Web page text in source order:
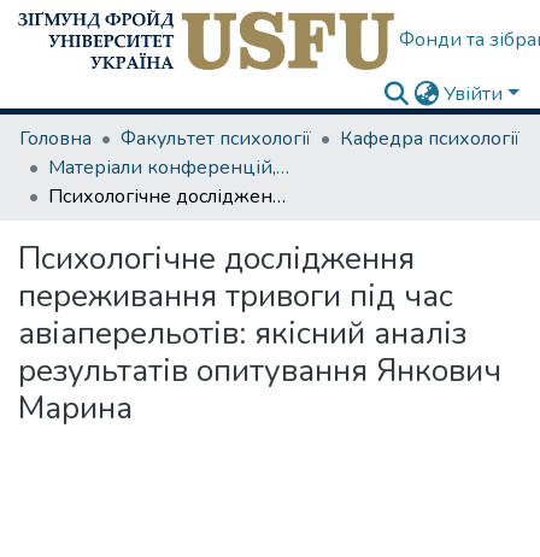
Фонди та
Увійти
Головна
Факультет психології
Кафедра психології
Матеріали конференцій, семінарів
Психологічне дослідження переживання тривоги під час авіаперельотів: якісний аналіз результатів опитування Янкович Марина
Психологічне дослідження
переживання тривоги під час
авіаперельотів: якісний аналіз
результатів опитування Янкович
Марина